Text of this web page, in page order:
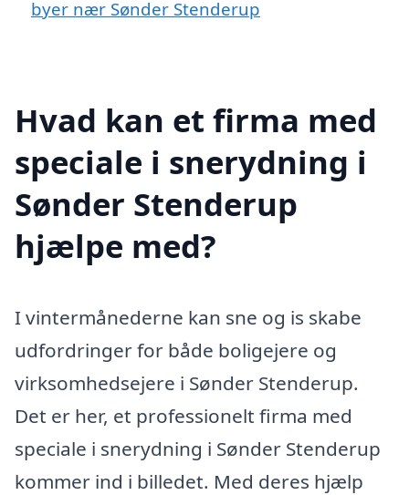
byer nær Sønder Stenderup
Hvad kan et firma med
speciale i snerydning i
Sønder Stenderup
hjælpe med?
I vintermånederne kan sne og is skabe
udfordringer for både boligejere og
virksomhedsejere i Sønder Stenderup.
Det er her, et professionelt firma med
speciale i snerydning i Sønder Stenderup
kommer ind i billedet. Med deres hjælp